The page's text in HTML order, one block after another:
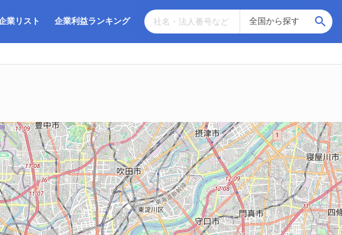
業リスト 企業利益ランキング